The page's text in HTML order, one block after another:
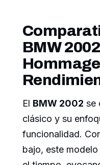
BMW
El BMW 2002 se
clásico y su
funcionalidad.
bajo, este